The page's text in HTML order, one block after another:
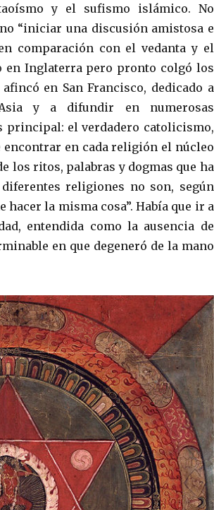
y el sufismo islámico. No
“iniciar una discusión amistosa e
comparación con el vedanta y el
en Inglaterra pero pronto colgó los
en San Francisco, dedicado a
y a difundir en numerosas
principal: el verdadero catolicismo,
en cada religión el núcleo
los ritos, palabras y dogmas que ha
religiones no son, según
hacer la misma cosa”. Había que ir a
entendida como la ausencia de
en que degeneró de la mano